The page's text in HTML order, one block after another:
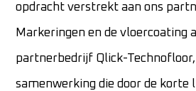
opdracht verstrekt aan ons
Markeringen en de vloercoating
partnerbedrijf Qlick-Technofloor,
samenwerking die door de korte